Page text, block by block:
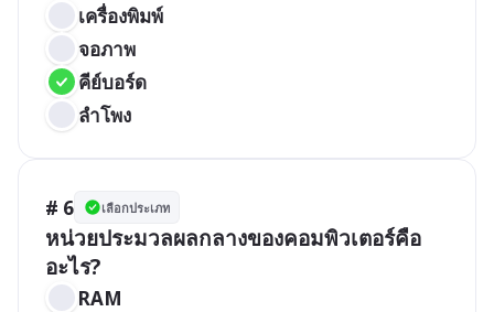
เครื่องพิมพ์
จอภาพ
คีย์บอร์ด
ลำโพง
# 6 เลือกประเภท
หน่วยประมวลผลกลางของคอมพิวเตอร์คือ
อะไร?
RAM